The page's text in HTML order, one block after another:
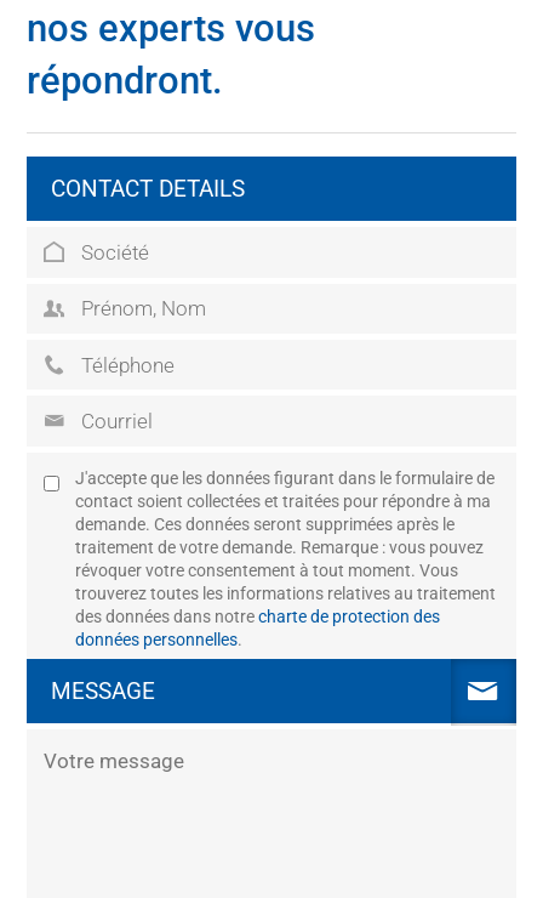
nos experts vous
répondront.
CONTACT DETAILS
J'accepte que les données figurant dans le formulaire de
contact soient collectées et traitées pour répondre à ma
demande. Ces données seront supprimées après le
traitement de votre demande. Remarque : vous pouvez
révoquer votre consentement à tout moment. Vous
trouverez toutes les informations relatives au traitement
des données dans notrecharte de protection des
données personnelles.
MESSAGE